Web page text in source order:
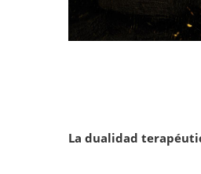
La dualidad